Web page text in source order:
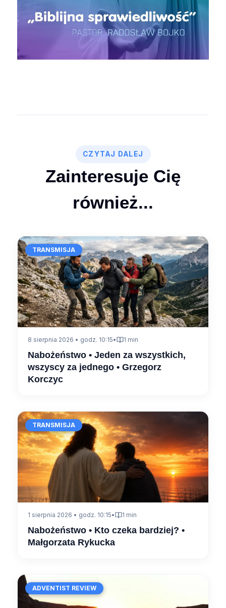
CZYTAJ DALEJ
Zainteresuje Cię
również...
TRANSMISJA
8 sierpnia 2026 • godz. 10:15• 1 min
Nabożeństwo • Jeden za wszystkich,
wszyscy za jednego • Grzegorz
Korczyc
TRANSMISJA
1 sierpnia 2026 • godz. 10:15• 1 min
Nabożeństwo • Kto czeka bardziej? •
Małgorzata Rykucka
ADVENTIST REVIEW